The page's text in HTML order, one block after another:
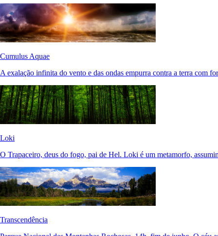
Cumulus Aquae
A exalação infinita do vento e das ondas empurra contra a terra com
Loki
O Trapaceiro, deus do fogo, pai de Hel. Loki é um metamorfo,
Transcendência